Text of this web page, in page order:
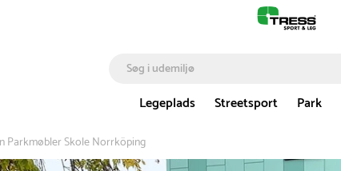
Legeplads
Streetsport Park
Parkmøbler Skole Norrköping